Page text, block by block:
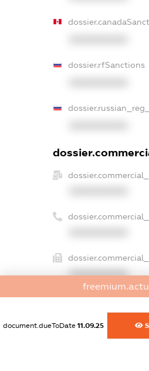
dossier.rfSanctions
XXXXXXXXXX
XXXXXXXXXX
document.dueToDate 11.09.25